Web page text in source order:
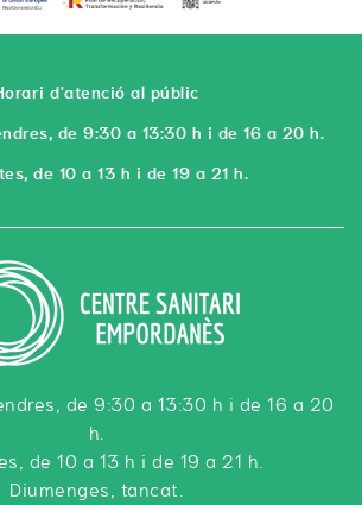
d'atenció al públic
de 9:30 a 13:30 h i de 16 a 20 h.
de 10 a 13 h i de 19 a 21 h.
de 9:30 a 13:30 h i de 16 a 20
h.
de 10 a 13 h i de 19 a 21 h.
Diumenges, tancat.